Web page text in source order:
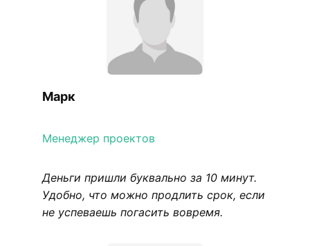
Марк
Менеджер проектов
Деньги пришли буквально за 10 минут.
Удобно, что можно продлить срок, если
не успеваешь погасить вовремя.